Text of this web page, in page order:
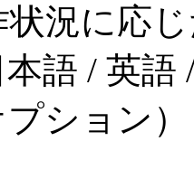
状況に応
本語 / 英
ション）